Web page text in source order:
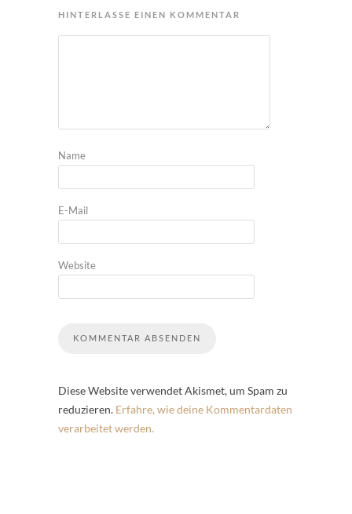
HINTERLASSE EINEN KOMMENTAR
Name
E-Mail
Website
Diese Website verwendet Akismet, um Spam zu
reduzieren. Erfahre, wie deine Kommentardaten
verarbeitet werden.